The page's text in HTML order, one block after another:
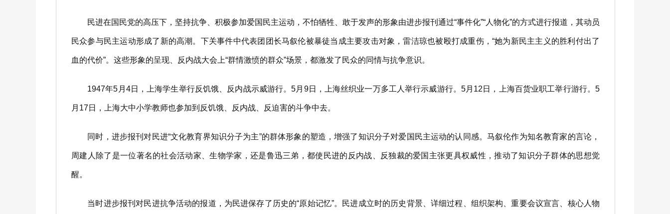
民进在国民党的高压下，坚持抗争、积极参加爱国民主运动，不怕牺牲、敢于发声的形象由进步报刊通过“事件化”“人物化”的方式进行报道，其动员
民众参与民主运动形成了新的高潮。下关事件中代表团团长马叙伦被暴徒当成主要攻击对象，雷洁琼也被殴打成重伤，“她为新民主主义的胜利付出了
血的代价”。这些形象的呈现、反内战大会上“群情激愤的群众”场景，都激发了民众的同情与抗争意识。
1947年5月4日，上海学生举行反饥饿、反内战示威游行。5月9日，上海丝织业一万多工人举行示威游行。5月12日，上海百货业职工举行游行。5
月17日，上海大中小学教师也参加到反饥饿、反内战、反迫害的斗争中去。
同时，进步报刊对民进“文化教育界知识分子为主”的群体形象的塑造，增强了知识分子对爱国民主运动的认同感。马叙伦作为知名教育家的言论，
周建人除了是一位著名的社会活动家、生物学家，还是鲁迅三弟，都使民进的反内战、反独裁的爱国主张更具权威性，推动了知识分子群体的思想觉
醒。
当时进步报刊对民进抗争活动的报道，为民进保存了历史的“原始记忆”。民进成立时的历史背景、详细过程、组织架构、重要会议宣言、核心人物